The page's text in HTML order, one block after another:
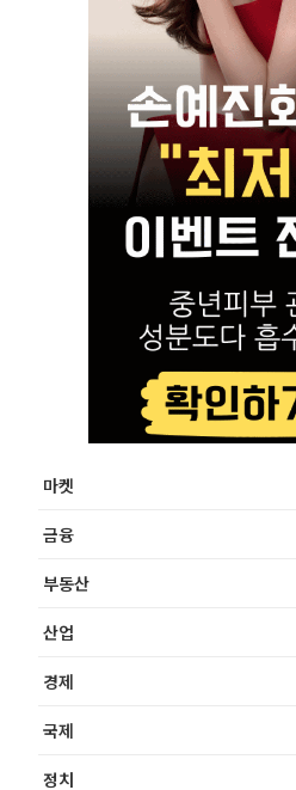
마켓
금융
부동산
산업
경제
국제
정치